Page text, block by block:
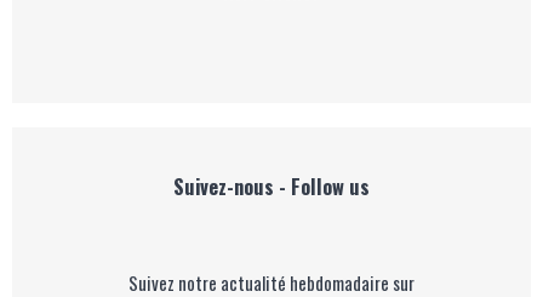
Suivez-nous - Follow us
Suivez notre actualité hebdomadaire sur